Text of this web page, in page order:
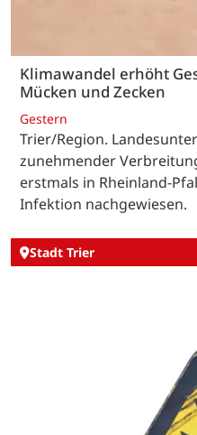
Klimawandel erhöht
Mücken und Zecken
Gestern
Trier/Region.
zunehmender
erstmals in Rheinland-
Infektion nachgewiesen.
Stadt Trier